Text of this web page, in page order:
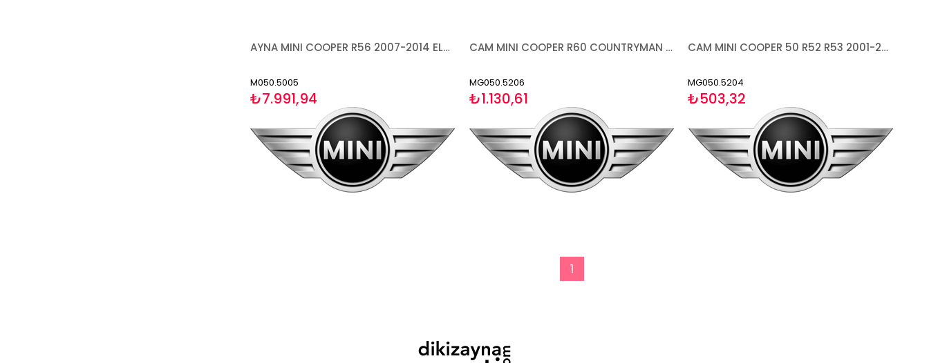
AYNA MINI COOPER R56 2007-2014 ELEKTRİKLİ ISITMALI ASTARLI ASFERİK SAĞ
M050.5005
₺7.991,94
CAM MINI COOPER R60 COUNTRYMAN (PACEMAN R61 2012-) 2010-2016 ISITMALI ASFERİK SOL
MG050.5206
₺1.130,61
CAM MINI COOPER 50 R52 R53 2001-2006 ISITMALI SOL
MG050.5204
₺503,32
1